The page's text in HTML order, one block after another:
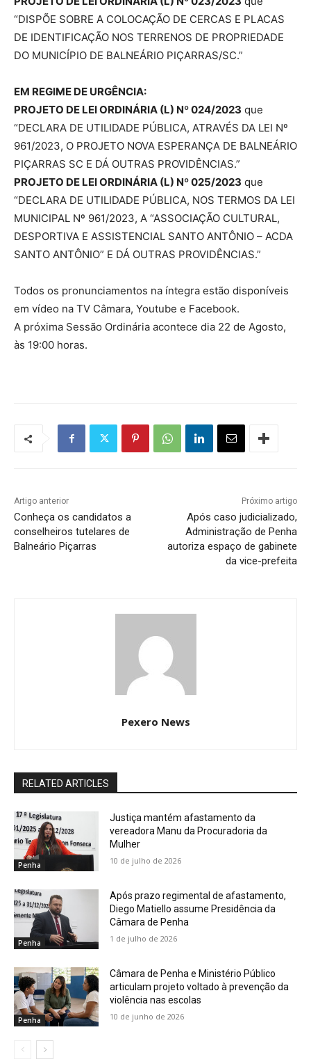
“DISPÕE SOBRE A COLOCAÇÃO DE CERCAS E PLACAS
DE IDENTIFICAÇÃO NOS TERRENOS DE PROPRIEDADE
DO MUNICÍPIO DE BALNEÁRIO PIÇARRAS/SC.”
EM REGIME DE URGÊNCIA:
PROJETO DE LEI ORDINÁRIA (L) Nº 024/2023 que
“DECLARA DE UTILIDADE PÚBLICA, ATRAVÉS DA LEI Nº
961/2023, O PROJETO NOVA ESPERANÇA DE BALNEÁRIO
PIÇARRAS SC E DÁ OUTRAS PROVIDÊNCIAS.”
PROJETO DE LEI ORDINÁRIA (L) Nº 025/2023 que
“DECLARA DE UTILIDADE PÚBLICA, NOS TERMOS DA LEI
MUNICIPAL Nº 961/2023, A “ASSOCIAÇÃO CULTURAL,
DESPORTIVA E ASSISTENCIAL SANTO ANTÔNIO – ACDA
SANTO ANTÔNIO” E DÁ OUTRAS PROVIDÊNCIAS.”
Todos os pronunciamentos na íntegra estão disponíveis
em vídeo na TV Câmara, Youtube e Facebook.
A próxima Sessão Ordinária acontece dia 22 de Agosto,
às 19:00 horas.
Artigo anterior
Conheça os candidatos a
conselheiros tutelares de
Balneário Piçarras
Próximo artigo
Após caso judicializado,
Administração de Penha
autoriza espaço de gabinete
da vice-prefeita
Pexero News
RELATED ARTICLES
Penha
Justiça mantém afastamento da
vereadora Manu da Procuradoria da
Mulher
10 de julho de 2026
Penha
Após prazo regimental de afastamento,
Diego Matiello assume Presidência da
Câmara de Penha
1 de julho de 2026
Penha
Câmara de Penha e Ministério Público
articulam projeto voltado à prevenção da
violência nas escolas
10 de junho de 2026